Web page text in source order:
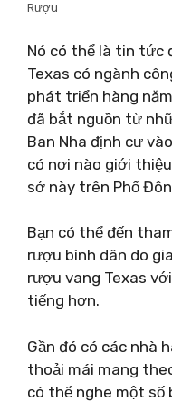
Rượu
Nó có thể là tin tức
Texas có ngành
phát triển hàng
đã bắt nguồn từ
Ban Nha định cư
có nơi nào giới
sở này trên Phố
Bạn có thể đến
rượu bình dân do
rượu vang Texas
tiếng hơn.
Gần đó có các nhà
thoải mái mang
có thể nghe một số